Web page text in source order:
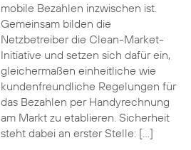
mobile Bezahlen inzwischen ist.
Gemeinsam bilden die
Netzbetreiber die Clean-Market-
Initiative und setzen sich dafür ein,
gleichermaßen einheitliche wie
kundenfreundliche Regelungen für
das Bezahlen per Handyrechnung
am Markt zu etablieren. Sicherheit
steht dabei an erster Stelle: […]